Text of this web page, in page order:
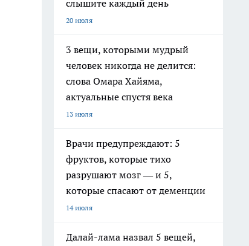
слышите каждый день
20 июля
3 вещи, которыми мудрый
человек никогда не делится:
слова Омара Хайяма,
актуальные спустя века
13 июля
Врачи предупреждают: 5
фруктов, которые тихо
разрушают мозг — и 5,
которые спасают от деменции
14 июля
Далай-лама назвал 5 вещей,